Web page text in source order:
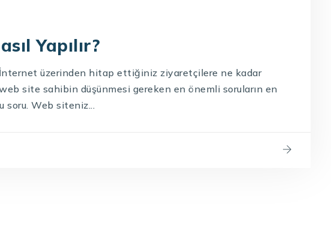
Yapılır?
İnternet üzerinden hitap ettiğiniz ziyaretçilere ne kadar
site sahibin düşünmesi gereken en önemli soruların en
soru. Web siteniz...